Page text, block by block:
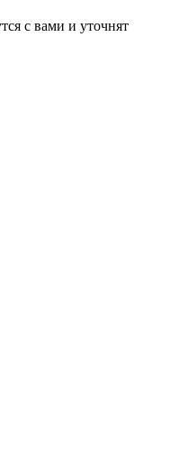
с вами и уточнят